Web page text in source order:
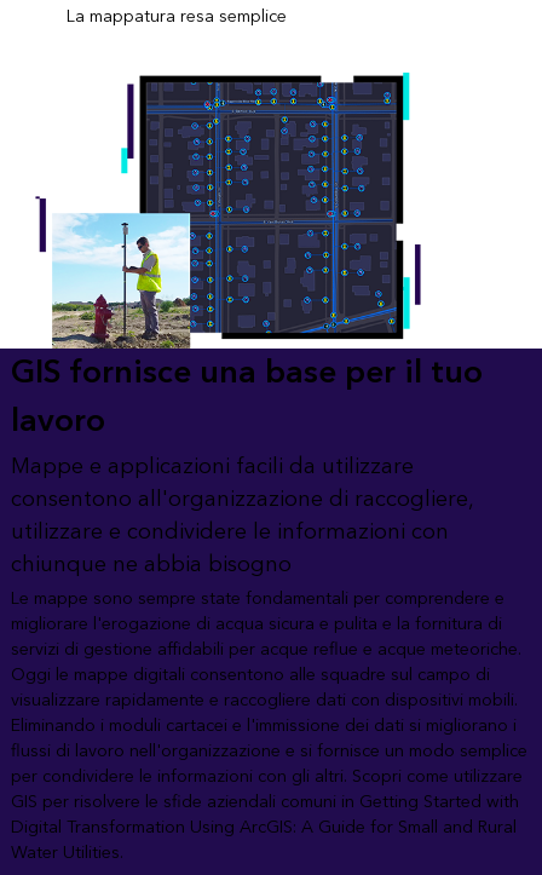
La mappatura resa semplice
GIS fornisce una base per il tuo
lavoro
Mappe e applicazioni facili da utilizzare
consentono all'organizzazione di raccogliere,
utilizzare e condividere le informazioni con
chiunque ne abbia bisogno
Le mappe sono sempre state fondamentali per comprendere e
migliorare l'erogazione di acqua sicura e pulita e la fornitura di
servizi di gestione affidabili per acque reflue e acque meteoriche.
Oggi le mappe digitali consentono alle squadre sul campo di
visualizzare rapidamente e raccogliere dati con dispositivi mobili.
Eliminando i moduli cartacei e l'immissione dei dati si migliorano i
flussi di lavoro nell'organizzazione e si fornisce un modo semplice
per condividere le informazioni con gli altri. Scopri come utilizzare
GIS per risolvere le sfide aziendali comuni in Getting Started with
Digital Transformation Using ArcGIS: A Guide for Small and Rural
Water Utilities.